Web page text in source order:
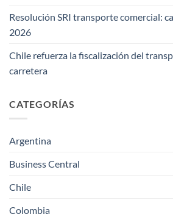
Resolución SRI transporte comercial:
2026
Chile refuerza la fiscalización del
carretera
CATEGORÍAS
Argentina
Business Central
Chile
Colombia